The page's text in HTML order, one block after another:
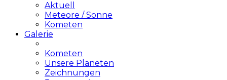
Aktuell
Meteore / Sonne
Kometen
Galerie
Kometen
Unsere Planeten
Zeichnungen